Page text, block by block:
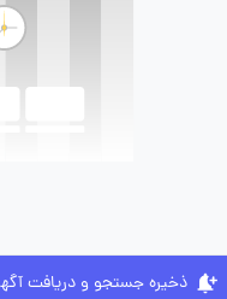
ذخیره جستجو و دریافت